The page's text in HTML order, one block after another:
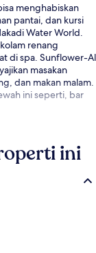
menghabiskan
pantai, dan kursi
Water World.
renang
di spa. Sunflower-Al
masakan
dan makan malam.
ini seperti, bar
ini